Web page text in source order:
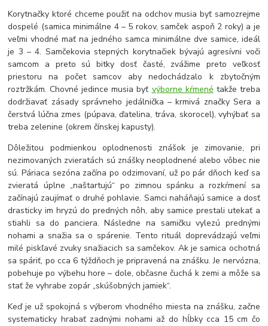
Korytnačky ktoré chceme použiť na odchov musia byť samozrejme
dospelé (samica minimálne 4 – 5 rokov, samček aspoň 2 roky) a je
veľmi vhodné mať na jedného samca minimálne dve samice, ideál
je 3 – 4. Samčekovia stepných korytnačiek bývajú agresívni voči
samcom a preto sú bitky dosť časté, zvážime preto veľkosť
priestoru na počet samcov aby nedochádzalo k zbytočným
roztržkám. Chovné jedince musia byť výborne kŕmené takže treba
dodržiavať zásady správneho jedálnička – krmivá značky Sera a
čerstvá lúčna zmes (púpava, ďatelina, tráva, skorocel), vyhýbať sa
treba zelenine (okrem čínskej kapusty).
Dôležitou podmienkou oplodnenosti znášok je zimovanie, pri
nezimovaných zvieratách sú znášky neoplodnené alebo vôbec nie
sú. Páriaca sezóna začína po odzimovaní, už po pár dňoch keď sa
zvieratá úplne „naštartujú“ po zimnou spánku a rozkŕmení sa
začínajú zaujímať o druhé pohlavie. Samci naháňajú samice a dosť
drasticky im hryzú do predných nôh, aby samice prestali utekať a
stiahli sa do panciera. Následne na samičku vylezú prednými
nohami a snažia sa o spárenie. Tento rituál doprevádzajú veľmi
milé piskľavé zvuky snažiacich sa samčekov. Ak je samica ochotná
sa spáriť, po cca 6 týždňoch je pripravená na znášku. Je nervózna,
pobehuje po výbehu hore – dole, občasne čuchá k zemi a môže sa
stať že vyhrabe zopár „skúšobných jamiek“.
Keď je už spokojná s výberom vhodného miesta na znášku, začne
systematicky hrabať zadnými nohami až do hĺbky cca 15 cm čo